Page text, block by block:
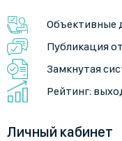
Объективные
Публикация
Замкнутая
Рейтинг:
Личный кабинет